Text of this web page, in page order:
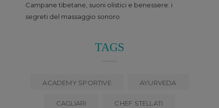
Campane tibetane, suoni olistici e benessere: i
segreti del massaggio sonoro
TAGS
ACADEMY SPORTIVE AYURVEDA
CAGLIARI CHEF STELLATI